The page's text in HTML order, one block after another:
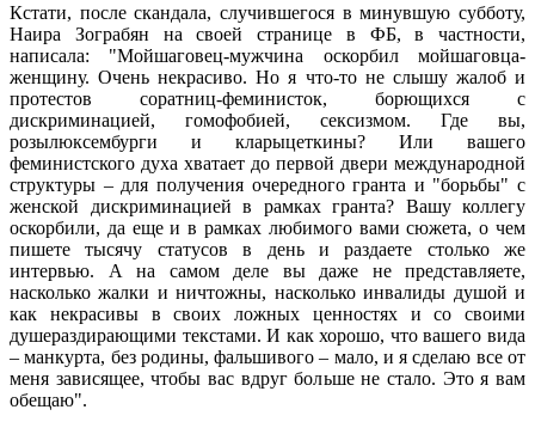
Кстати, после скандала, случившегося в минувшую субботу,
Наира Зограбян на своей странице в ФБ, в частности,
написала: "Мойшаговец-мужчина оскорбил мойшаговца-
женщину. Очень некрасиво. Но я что-то не слышу жалоб и
протестов соратниц-феминисток, борющихся с
дискриминацией, гомофобией, сексизмом. Где вы,
розылюксембурги и кларыцеткины? Или вашего
феминистского духа хватает до первой двери международной
структуры – для получения очередного гранта и "борьбы" с
женской дискриминацией в рамках гранта? Вашу коллегу
оскорбили, да еще и в рамках любимого вами сюжета, о чем
пишете тысячу статусов в день и раздаете столько же
интервью. А на самом деле вы даже не представляете,
насколько жалки и ничтожны, насколько инвалиды душой и
как некрасивы в своих ложных ценностях и со своими
душераздирающими текстами. И как хорошо, что вашего вида
– манкурта, без родины, фальшивого – мало, и я сделаю все от
меня зависящее, чтобы вас вдруг больше не стало. Это я вам
обещаю".